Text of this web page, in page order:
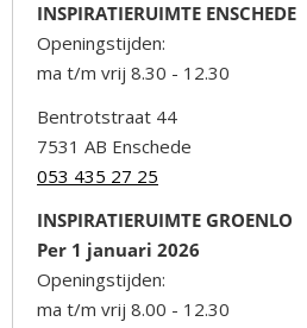
INSPIRATIERUIMTE ENSCHEDE
Openingstijden:
ma t/m vrij 8.30 - 12.30
Bentrotstraat 44
7531 AB Enschede
053 435 27 25
INSPIRATIERUIMTE GROENLO
Per 1 januari 2026
Openingstijden:
ma t/m vrij 8.00 - 12.30